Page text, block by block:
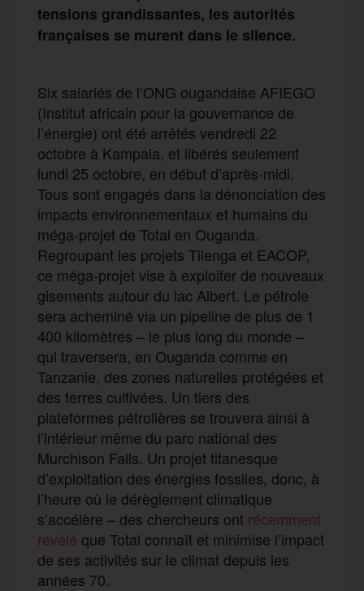
tensions grandissantes, les autorités
françaises se murent dans le silence.
Six salariés de l’ONG ougandaise AFIEGO
(Institut africain pour la gouvernance de
l’énergie) ont été arrêtés vendredi 22
octobre à Kampala, et libérés seulement
lundi 25 octobre, en début d’après-midi.
Tous sont engagés dans la dénonciation des
impacts environnementaux et humains du
méga-projet de Total en Ouganda.
Regroupant les projets Tilenga et EACOP,
ce méga-projet vise à exploiter de nouveaux
gisements autour du lac Albert. Le pétrole
sera acheminé via un pipeline de plus de 1
400 kilomètres – le plus long du monde –
qui traversera, en Ouganda comme en
Tanzanie, des zones naturelles protégées et
des terres cultivées. Un tiers des
plateformes pétrolières se trouvera ainsi à
l’intérieur même du parc national des
Murchison Falls. Un projet titanesque
d’exploitation des énergies fossiles, donc, à
l’heure où le dérèglement climatique
s’accélère – des chercheurs ont récemment
révélé que Total connaît et minimise l’impact
de ses activités sur le climat depuis les
années 70.